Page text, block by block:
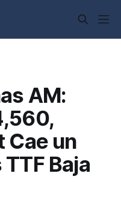
AM:
Cae un
TTF Baja